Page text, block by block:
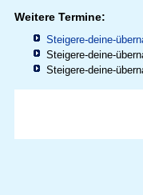
Weitere Termine:
Steigere-deine-
Steigere-deine-
Steigere-deine-